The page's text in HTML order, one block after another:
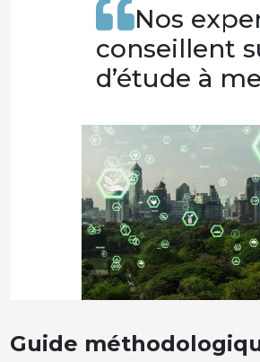
Nos
conseillent
d’étude à
Guide